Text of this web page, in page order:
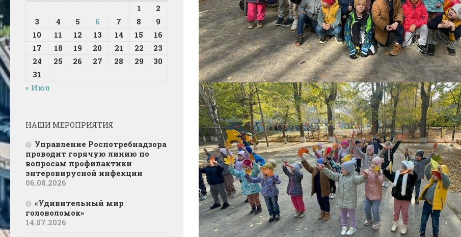
1
2
3
4 5 6 7 8
9
10
11 12 13 14 15
16
17
18 19 20 21 22
23
24
25 26 27 28 29
30
31
« Июл
НАШИ МЕРОПРИЯТИЯ
Управление Роспотребнадзора
проводит горячую линию по
вопросам профилактики
энтеровирусной инфекции
06.08.2026
«Удивительный мир
головоломок»
14.07.2026